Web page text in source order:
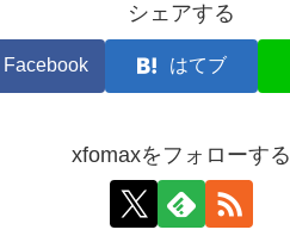
シェアする
Facebook はてブ
xfomaxをフォローする